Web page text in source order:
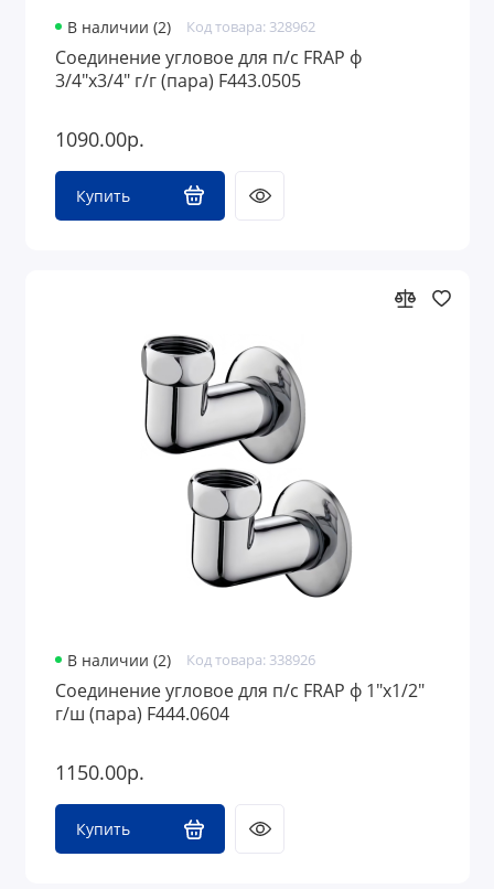
В наличии (2) Код товара: 328962
Соединение угловое для п/с FRAP ф
3/4"х3/4" г/г (пара) F443.0505
1090.00р.
Купить
В наличии (2) Код товара: 338926
Соединение угловое для п/с FRAP ф 1"х1/2"
г/ш (пара) F444.0604
1150.00р.
Купить